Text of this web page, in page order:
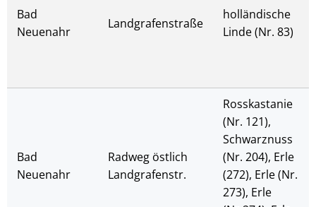
Bad
Neuenahr
Landgrafenstraße
holländische
Linde (Nr. 83)
Bad
Neuenahr
Radweg östlich
Landgrafenstr.
Rosskastanie
(Nr. 121),
Schwarznuss
(Nr. 204), Erle
(272), Erle (Nr.
273), Erle